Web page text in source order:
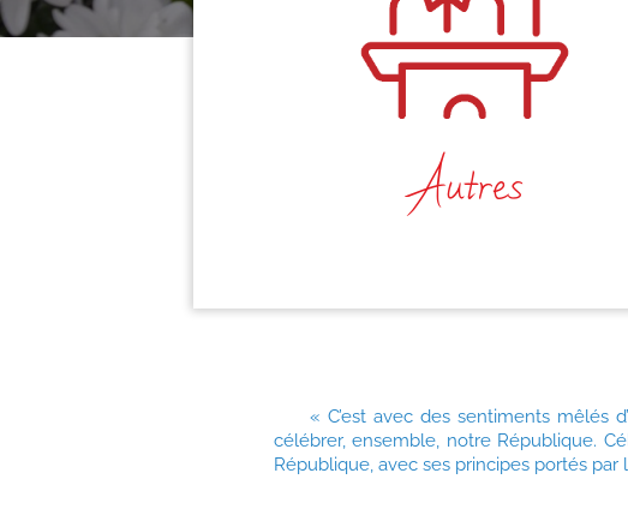
Autres
« C’est avec des sentiments mêlés
célébrer, ensemble, notre République.
République, avec ses principes portés